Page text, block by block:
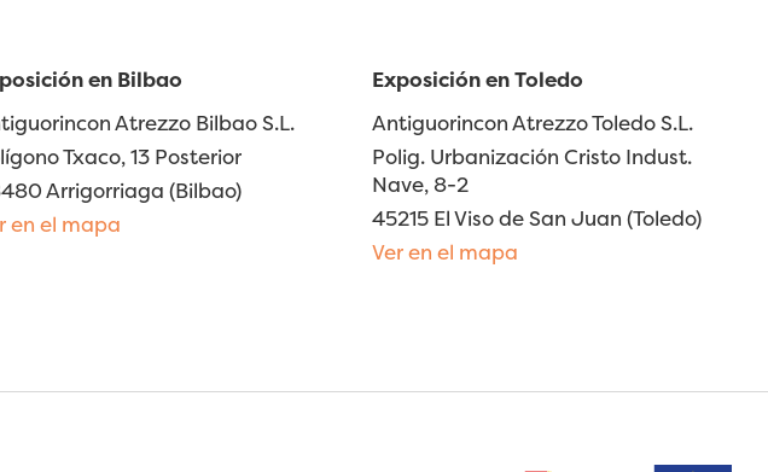
en Bilbao
Atrezzo Bilbao S.L.
Txaco, 13 Posterior
Arrigorriaga (Bilbao)
en el mapa
Exposición en Toledo
Antiguorincon Atrezzo Toledo S.L.
Polig. Urbanización Cristo Indust.
Nave, 8-2
45215 El Viso de San Juan (Toledo)
Ver en el mapa